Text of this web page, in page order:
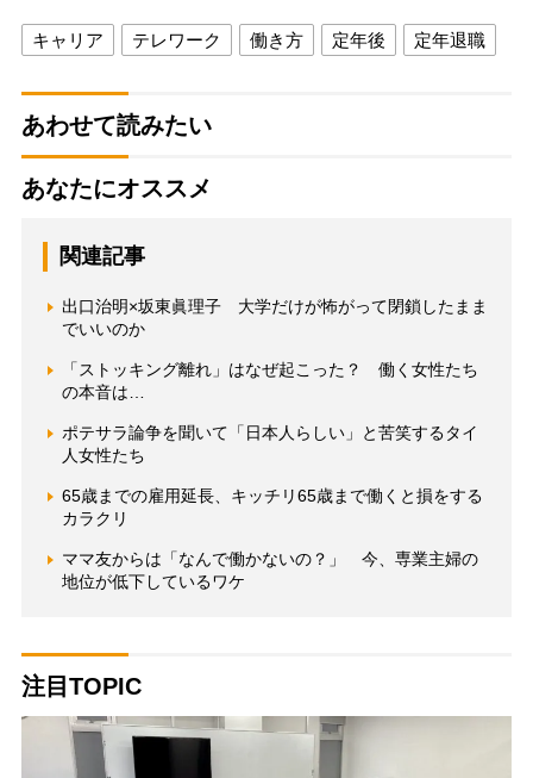
キャリア テレワーク 働き方 定年後 定年退職
あわせて読みたい
あなたにオススメ
関連記事
出口治明×坂東眞理子 大学だけが怖がって閉鎖したまま
でいいのか
「ストッキング離れ」はなぜ起こった？ 働く女性たち
の本音は…
ポテサラ論争を聞いて「日本人らしい」と苦笑するタイ
人女性たち
65歳までの雇用延長、キッチリ65歳まで働くと損をする
カラクリ
ママ友からは「なんで働かないの？」 今、専業主婦の
地位が低下しているワケ
注目TOPIC